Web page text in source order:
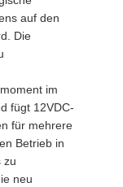
auf den
Die
im
fügt 12VDC-
für mehrere
Betrieb in
zu
neu